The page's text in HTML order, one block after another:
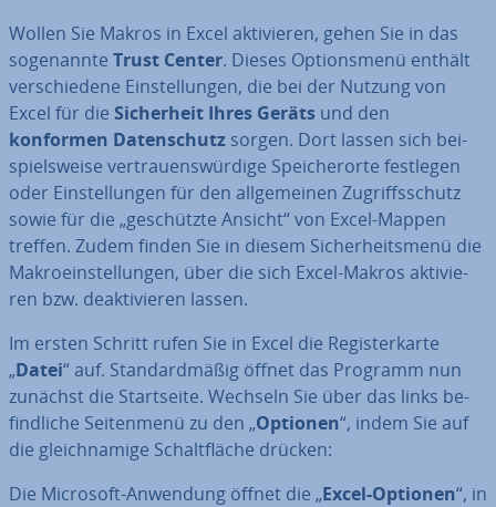
Wollen Sie Makros in Excel ak­ti­vie­ren, gehen Sie in das
so­ge­nann­te Trust Center. Dieses Op­ti­ons­me­nü enthält
ver­schie­de­ne Ein­stel­lun­gen, die bei der Nutzung von
Excel für die Si­cher­heit Ihres Geräts und den
konformen Da­ten­schutz sorgen. Dort lassen sich bei­
spiels­wei­se ver­trau­ens­wür­di­ge Spei­cher­or­te festlegen
oder Ein­stel­lun­gen für den all­ge­mei­nen Zu­griffs­schutz
sowie für die „ge­schütz­te Ansicht“ von Excel-Mappen
treffen. Zudem finden Sie in diesem Si­cher­heits­me­nü die
Ma­kro­ein­stel­lun­gen, über die sich Excel-Makros ak­ti­vie­
ren bzw. de­ak­ti­vie­ren lassen.
Im ersten Schritt rufen Sie in Excel die Re­gis­ter­kar­te
„Datei“ auf. Stan­dard­mä­ßig öffnet das Programm nun
zunächst die Start­sei­te. Wechseln Sie über das links be­
find­li­che Sei­ten­me­nü zu den „Optionen“, indem Sie auf
die gleich­na­mi­ge Schalt­flä­che drücken:
Die Microsoft-Anwendung öffnet die „Excel-Optionen“, in